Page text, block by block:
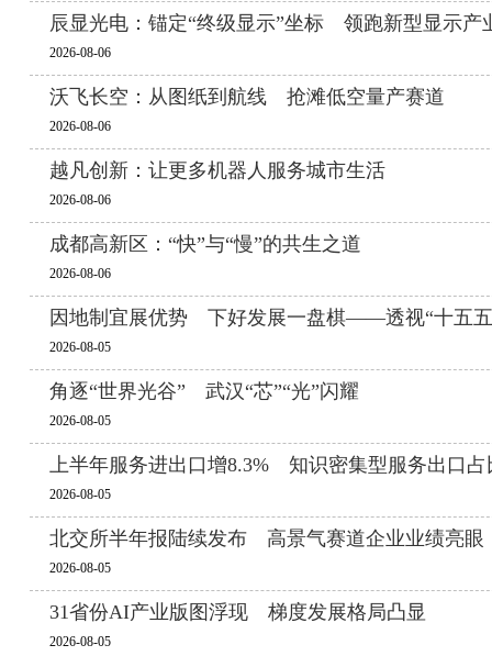
辰显光电：锚定“终级显示”坐标 领跑新型显示产
2026-08-06
沃飞长空：从图纸到航线 抢滩低空量产赛道
2026-08-06
越凡创新：让更多机器人服务城市生活
2026-08-06
成都高新区：“快”与“慢”的共生之道
2026-08-06
因地制宜展优势 下好发展一盘棋——透视“十五五
2026-08-05
角逐“世界光谷” 武汉“芯”“光”闪耀
2026-08-05
上半年服务进出口增8.3% 知识密集型服务出口占
2026-08-05
北交所半年报陆续发布 高景气赛道企业业绩亮眼
2026-08-05
31省份AI产业版图浮现 梯度发展格局凸显
2026-08-05